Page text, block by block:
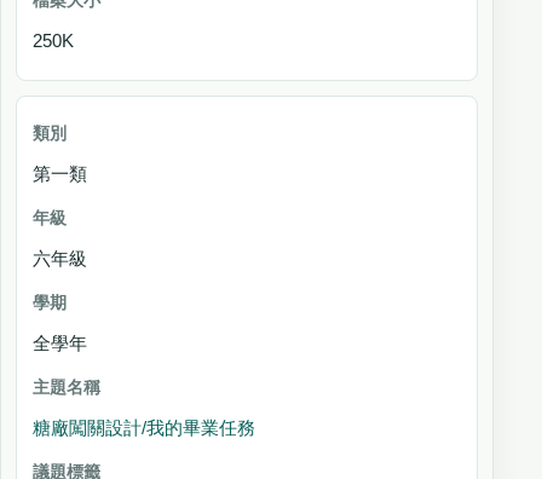
250K
第一類
六年級
全學年
糖廠闖關設計/我的畢業任務